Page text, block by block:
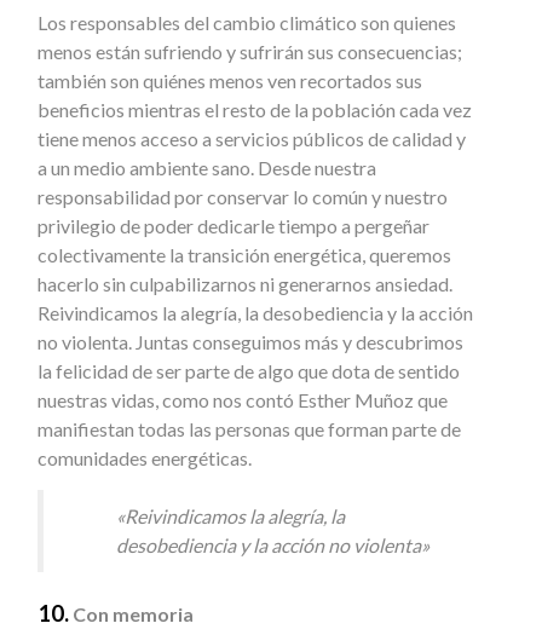
Los responsables del cambio climático son quienes
menos están sufriendo y sufrirán sus consecuencias;
también son quiénes menos ven recortados sus
beneficios mientras el resto de la población cada vez
tiene menos acceso a servicios públicos de calidad y
a un medio ambiente sano. Desde nuestra
responsabilidad por conservar lo común y nuestro
privilegio de poder dedicarle tiempo a pergeñar
colectivamente la transición energética, queremos
hacerlo sin culpabilizarnos ni generarnos ansiedad.
Reivindicamos la alegría, la desobediencia y la acción
no violenta. Juntas conseguimos más y descubrimos
la felicidad de ser parte de algo que dota de sentido
nuestras vidas, como nos contó Esther Muñoz que
manifiestan todas las personas que forman parte de
comunidades energéticas.
«Reivindicamos la alegría, la
desobediencia y la acción no violenta»
10. Con memoria